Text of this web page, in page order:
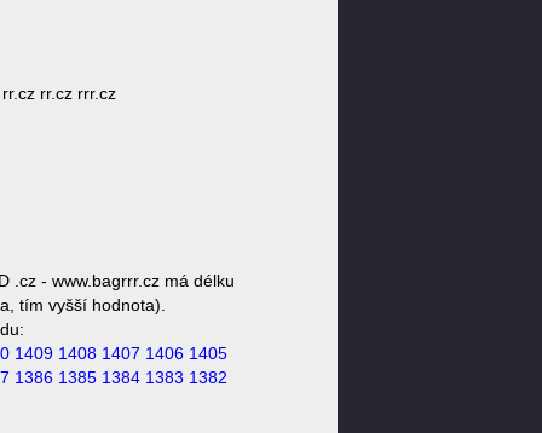
rr.cz rrr.cz
.cz - www.bagrrr.cz má délku
tím vyšší hodnota).
1409 1408 1407 1406 1405
1386 1385 1384 1383 1382